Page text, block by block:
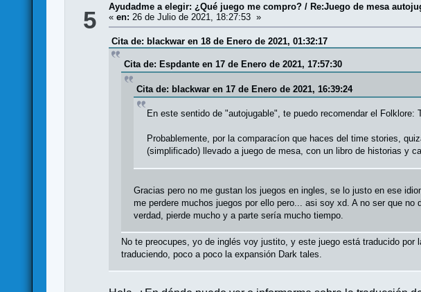
5 Ayudadme a elegir: ¿Qué juego me compro? /Re:Juego de mesa
«en: 26 de Julio de 2021, 18:27:53 »
Cita de: blackwar en 18 de Enero de 2021, 01:32:17
Cita de: Espdante en 17 de Enero de 2021, 17:57:30
Cita de: blackwar en 17 de Enero de 2021, 16:39:24
En este sentido de "autojugable", te puedo recomendar el Folklore:
Probablemente, por la comparacíon que haces del time stories,
(simplificado) llevado a juego de mesa, con un libro de historias y
Gracias pero no me gustan los juegos en ingles, se lo justo en ese
me perdere muchos juegos por ello pero... asi soy xd. A no ser que
verdad, pierde mucho y a parte sería mucho tiempo.
No te preocupes, yo de inglés voy justito, y este juego está traducido
traduciendo, poco a poco la expansión Dark tales.